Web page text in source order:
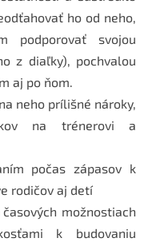
ho od neho,
podporovať svojou
z diaľky), pochvalou
aj po ňom.
neho prílišné nároky,
na trénerovi a
počas zápasov k
rodičov aj detí
možnostiach
k budovaniu